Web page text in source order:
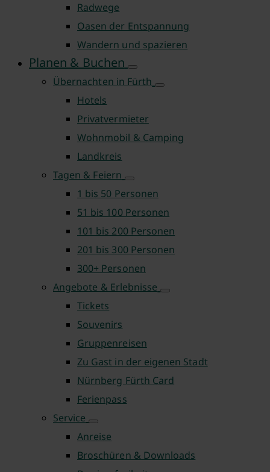
Radwege
Oasen der Entspannung
Wandern und spazieren
Planen & Buchen
Übernachten in Fürth
Hotels
Privatvermieter
Wohnmobil & Camping
Landkreis
Tagen & Feiern
1 bis 50 Personen
51 bis 100 Personen
101 bis 200 Personen
201 bis 300 Personen
300+ Personen
Angebote & Erlebnisse
Tickets
Souvenirs
Gruppenreisen
Zu Gast in der eigenen Stadt
Nürnberg Fürth Card
Ferienpass
Service
Anreise
Broschüren & Downloads